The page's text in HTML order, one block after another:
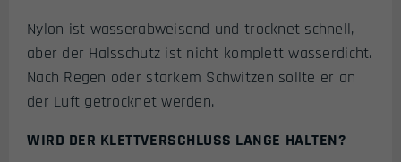
Nylon ist wasserabweisend und trocknet schnell,
aber der Halsschutz ist nicht komplett wasserdicht.
Nach Regen oder starkem Schwitzen sollte er an
der Luft getrocknet werden.
WIRD DER KLETTVERSCHLUSS LANGE HALTEN?